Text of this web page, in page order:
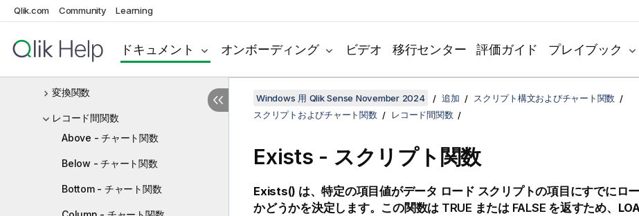
Qlik.com Community Learning
ドキュメント オンボーディング ビデオ 移行センター 評価ガイド プレイブック
書式設定関数
一般的な数値関数
変換関数
レコード間関数
Above - チャート関数
Below - チャート関数
Bottom - チャート関数
Windows 用 Qlik Sense November 2024 追加
スクリプト構文およびチャート関数
スクリプトおよびチャート関数
レコード間関数
Exists - スクリプト関数
Exists() は、特定の項目値がデータ ロード スクリプトの項目にすでにロ
かどうかを決定します。この関数は TRUE または FALSE を返すため、